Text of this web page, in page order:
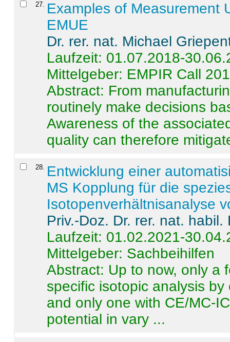
27. Examples of Measurement
EMUE
Dr. rer. nat. Michael
Laufzeit: 01.07.2018-
Mittelgeber: EMPIR Call
Abstract: From
routinely make decisions
Awareness of the
quality can therefore
28. Entwicklung einer
MS Kopplung für die
Isotopenverhältnisanalyse
Priv.-Doz. Dr. rer. nat.
Laufzeit: 01.02.2021-
Mittelgeber: Sachbeihilfen
Abstract: Up to now, only a
specific isotopic analysis
and only one with CE/MC-
potential in vary ...